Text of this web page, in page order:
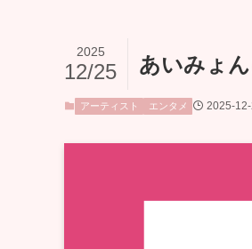
あいみょ
2025
12/25
アーティスト エンタメ 2025-